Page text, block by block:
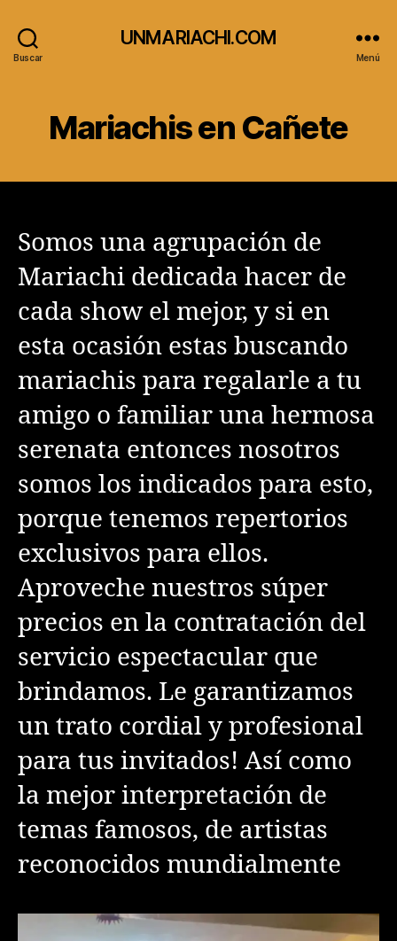
Buscar
UNMARIACHI.COM
Menú
Mariachis en Cañete
Somos una agrupación de
Mariachi dedicada hacer de
cada show el mejor, y si en
esta ocasión estas buscando
mariachis para regalarle a tu
amigo o familiar una hermosa
serenata entonces nosotros
somos los indicados para esto,
porque tenemos repertorios
exclusivos para ellos.
Aproveche nuestros súper
precios en la contratación del
servicio espectacular que
brindamos. Le garantizamos
un trato cordial y profesional
para tus invitados! Así como
la mejor interpretación de
temas famosos, de artistas
reconocidos mundialmente